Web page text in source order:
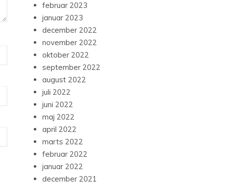
februar 2023
januar 2023
december 2022
november 2022
oktober 2022
september 2022
august 2022
juli 2022
juni 2022
maj 2022
april 2022
marts 2022
februar 2022
januar 2022
december 2021